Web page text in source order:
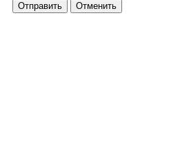
Отправить Отменить